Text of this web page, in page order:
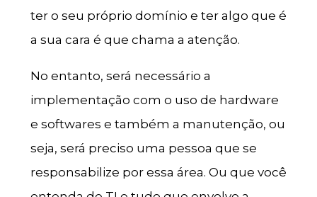
ter o seu próprio domínio e ter algo que é
a sua cara é que chama a atenção.
No entanto, será necessário a
implementação com o uso de hardware
e softwares e também a manutenção, ou
seja, será preciso uma pessoa que se
responsabilize por essa área. Ou que você